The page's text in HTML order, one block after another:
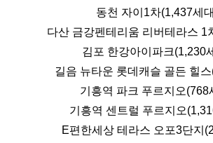
동천 자이1차(1,437세
다산 금강펜테리움 리버테라스 1
김포 한강아이파크(1,230
길음 뉴타운 롯데캐슬 골든 힐
기흥역 파크 푸르지오(768
기흥역 센트럴 푸르지오
E편한세상 테라스 오포3단지